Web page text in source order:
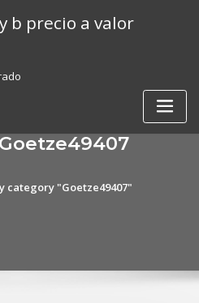
b precio a valor
category "Goetze49407"